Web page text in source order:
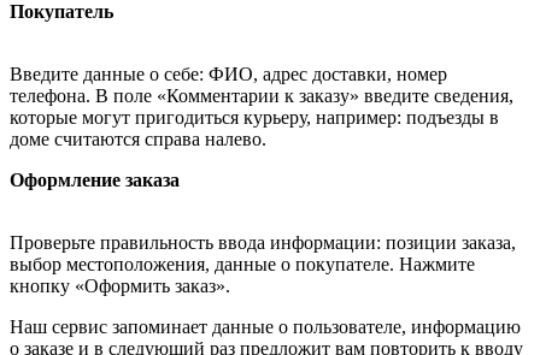
Покупатель
Введите данные о себе: ФИО, адрес доставки, номер
телефона. В поле «Комментарии к заказу» введите сведения,
которые могут пригодиться курьеру, например: подъезды в
доме считаются справа налево.
Оформление заказа
Проверьте правильность ввода информации: позиции заказа,
выбор местоположения, данные о покупателе. Нажмите
кнопку «Оформить заказ».
Наш сервис запоминает данные о пользователе, информацию
о заказе и в следующий раз предложит вам повторить к вводу